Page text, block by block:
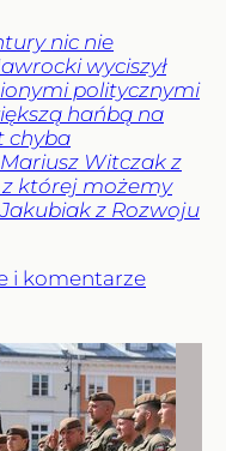
nic nie
wyciszył
politycznymi
hańbą na
chyba
Witczak z
z której możemy
z Rozwoju
i komentarze